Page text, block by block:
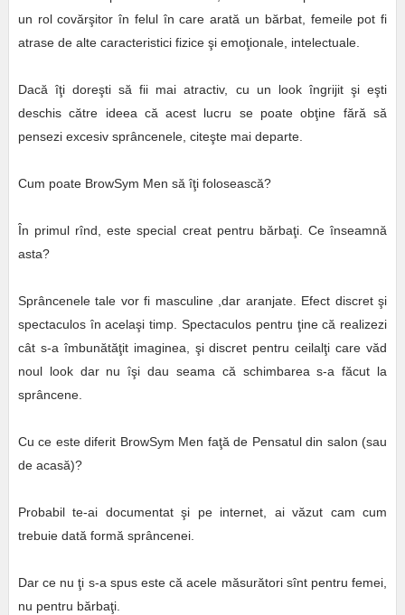
un rol covărşitor în felul în care arată un bărbat, femeile pot fi
atrase de alte caracteristici fizice şi emoţionale, intelectuale.
Dacă îţi doreşti să fii mai atractiv, cu un look îngrijit şi eşti
deschis către ideea că acest lucru se poate obţine fără să
pensezi excesiv sprâncenele, citeşte mai departe.
Cum poate BrowSym Men să îţi folosească?
În primul rînd, este special creat pentru bărbaţi. Ce înseamnă
asta?
Sprâncenele tale vor fi masculine ,dar aranjate. Efect discret şi
spectaculos în acelaşi timp. Spectaculos pentru ţine că realizezi
cât s-a îmbunătăţit imaginea, şi discret pentru ceilalţi care văd
noul look dar nu îşi dau seama că schimbarea s-a făcut la
sprâncene.
Cu ce este diferit BrowSym Men faţă de Pensatul din salon (sau
de acasă)?
Probabil te-ai documentat şi pe internet, ai văzut cam cum
trebuie dată formă sprâncenei.
Dar ce nu ţi s-a spus este că acele măsurători sînt pentru femei,
nu pentru bărbaţi.